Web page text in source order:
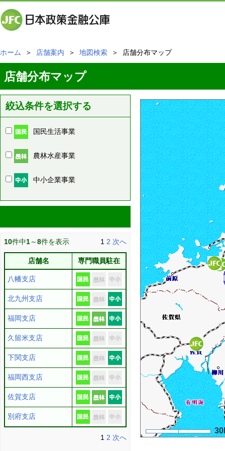
ホーム ＞ 店舗案内 ＞ 地図検索 ＞ 店舗分布マップ
店舗分布マップ
絞込条件を選択する
国民生活事業
農林水産事業
中小企業事業
10件中1～8件を表示 1 2 次へ
店舗名 専門職員駐在
八幡支店
北九州支店
福岡支店
久留米支店
下関支店
福岡西支店
佐賀支店
別府支店
1 2 次へ